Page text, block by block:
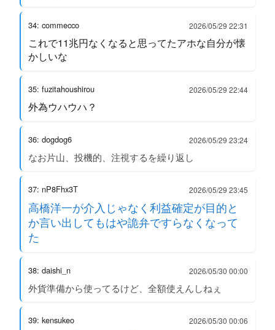
34: commecco 2026/05/29 22:31
これで11兆円なくなると思ってたアホな自分が懐
かしいな
35: fuzitahoushirou 2026/05/29 22:44
外為ウハウハ？
36: dogdog6 2026/05/29 23:24
なお片山、投機的、注視するを繰り返し
37: nP8Fhx3T 2026/05/29 23:45
高橋洋一が介入じゃなく利益確定が目的と
か言い出してもはや詭弁ですらなくなって
た
38: daishi_n 2026/05/30 00:00
外貨準備から使ってるけど、全額使えんしねぇ
39: kensukeo 2026/05/30 00:06